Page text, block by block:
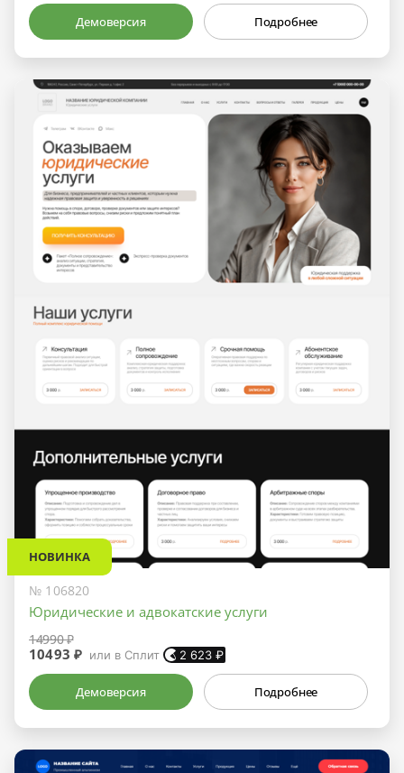
Демоверсия Подробнее
НОВИНКА
№ 106820
Юридические и адвокатские услуги
14990 ₽
10493 ₽ или в Сплит 2 623 ₽
Демоверсия Подробнее